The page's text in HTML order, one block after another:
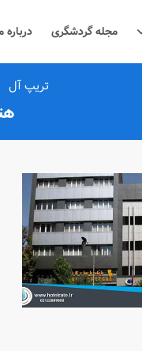
مجله گردشگری درباره
تریپ آل